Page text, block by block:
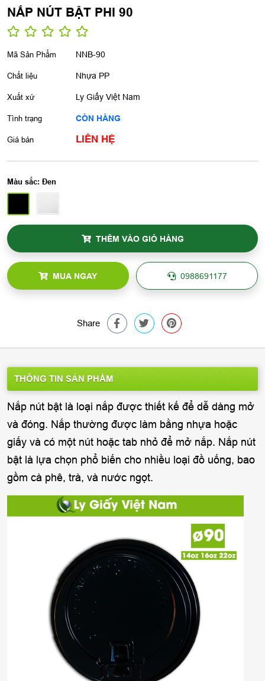
NẮP NÚT BẬT PHI 90
Mã Sản Phẩm NNB-90
Chất liệu Nhựa PP
Xuất xứ Ly Giấy Việt Nam
Tình trạng CÒN HÀNG
Giá bán LIÊN HỆ
Màu sắc: Đen
THÊM VÀO GIỎ HÀNG
MUA NGAY 0988691177
Share
THÔNG TIN SẢN PHẨM
Nắp nút bật là loại nắp được thiết kế để dễ dàng mở
và đóng. Nắp thường được làm bằng nhựa hoặc
giấy và có một nút hoặc tab nhỏ để mở nắp. Nắp nút
bật là lựa chọn phổ biến cho nhiều loại đồ uống, bao
gồm cà phê, trà, và nước ngọt.